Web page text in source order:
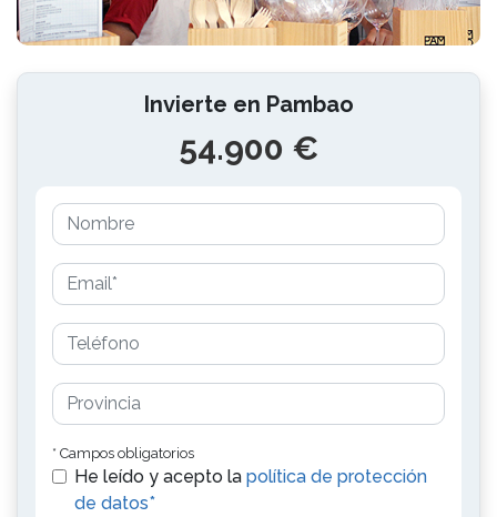
Invierte en Pambao
54.900 €
* Campos obligatorios
He leído y acepto la política de protección
de datos*